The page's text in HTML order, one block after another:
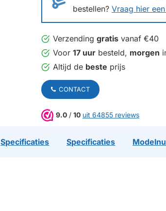
bestellen? Vraag hier
Verzending gratis vanaf €40
Voor 17 uur besteld, morgen
Altijd de beste prijs
CONTACT
9.0 / 10 uit 64855 reviews
Specificaties Specificaties